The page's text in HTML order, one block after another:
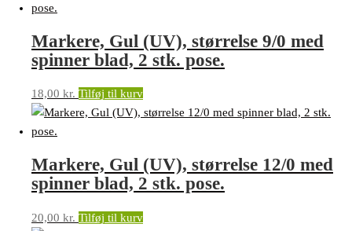
Markere, Gul (UV), størrelse 9/0 med
spinner blad, 2 stk. pose.
18,00 kr. Tilføj til kurv
Markere, Gul (UV), størrelse 12/0 med
spinner blad, 2 stk. pose.
20,00 kr. Tilføj til kurv